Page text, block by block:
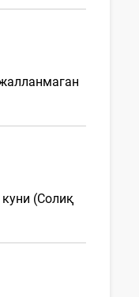
(Солиқ